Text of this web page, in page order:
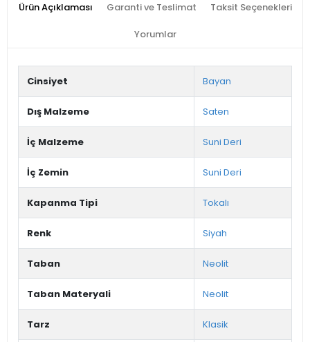
Ürün Açıklaması Garanti ve Teslimat Taksit Seçenekleri
Yorumlar
Cinsiyet Bayan
Dış Malzeme Saten
İç Malzeme Suni Deri
İç Zemin Suni Deri
Kapanma Tipi Tokalı
Renk Siyah
Taban Neolit
Taban Materyali Neolit
Tarz Klasik